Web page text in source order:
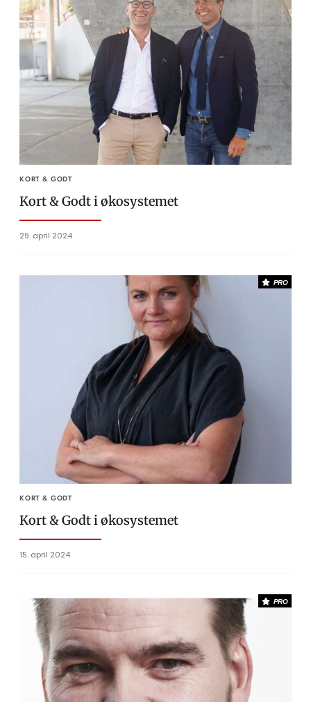
KORT & GODT
Kort & Godt i økosystemet
29. april 2024
PRO
KORT & GODT
Kort & Godt i økosystemet
15. april 2024
PRO